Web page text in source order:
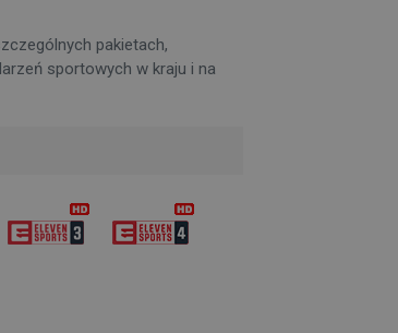
pakietach,
sportowych w kraju i na